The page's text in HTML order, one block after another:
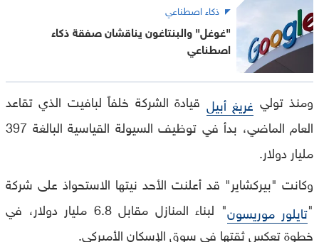
ذكاء اصطناعي
"غوغل" والبنتاغون يناقشان صفقة ذكاء
اصطناعي
ومنذ تولي غريغ أبيل قيادة الشركة خلفاً لبافيت الذي تقاعد
العام الماضي، بدأ في توظيف السيولة القياسية البالغة 397
مليار دولار.
وكانت "بيركشاير" قد أعلنت الأحد نيتها الاستحواذ على شركة
"تايلور موريسون
" لبناء المنازل مقابل 6.8 مليار دولار، في
خطوة تعكس ثقتها في سوق الإسكان الأميركي.